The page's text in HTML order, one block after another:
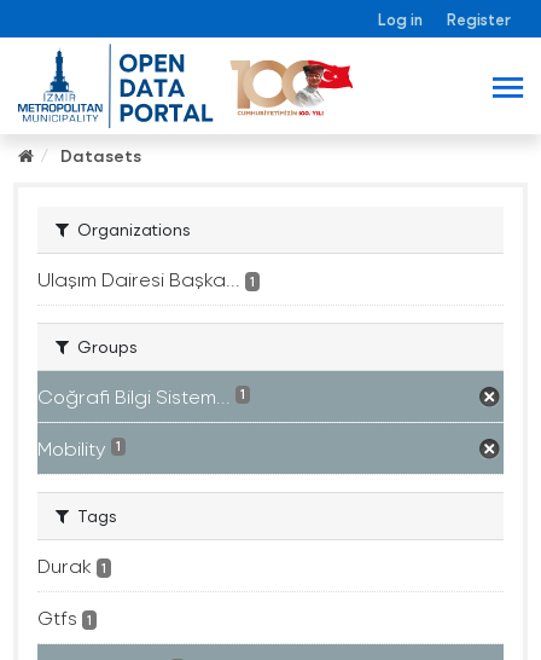
Log in Register
Datasets
Organizations
Ulaşım Dairesi Başka... 1
Groups
Coğrafi Bilgi Sistem... 1
Mobility 1
Tags
Durak 1
Gtfs 1